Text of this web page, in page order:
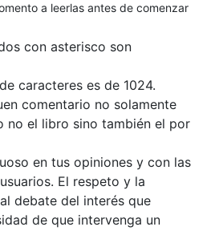
a leerlas antes de comenzar
con asterisco son
caracteres es de 1024.
comentario no solamente
no el libro sino también el por
en tus opiniones y con las
El respeto y la
debate del interés que
de que intervenga un